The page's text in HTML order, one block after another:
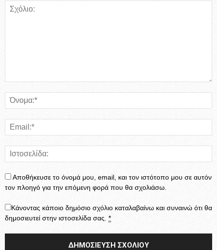
Αποθήκευσε το όνομά μου, email, και τον ιστότοπο μου σε αυτόν
τον πλοηγό για την επόμενη φορά που θα σχολιάσω.
Κάνοντας κάποιο δημόσιο σχόλιο καταλαβαίνω και συναινώ ότι θα
δημοσιευτεί στην ιστοσελίδα σας. *